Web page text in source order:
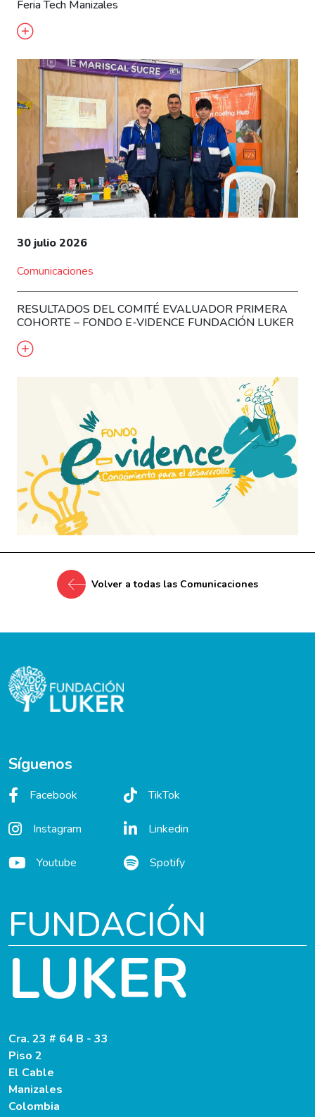
Feria Tech Manizales
30 julio 2026
Comunicaciones
RESULTADOS DEL COMITÉ EVALUADOR PRIMERA
COHORTE – FONDO E-VIDENCE FUNDACIÓN LUKER
Volver a todas las Comunicaciones
Síguenos
Facebook
Instagram
Youtube
TikTok
Linkedin
Spotify
FUNDACIÓN
LUKER
Cra. 23 # 64 B - 33
Piso 2
El Cable
Manizales
Colombia